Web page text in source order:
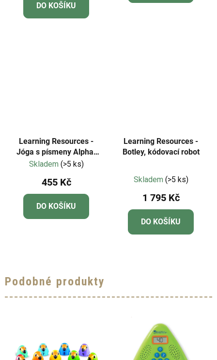
5,0
z
DO KOŠÍKU
Learning Resources -
Jóga s písmeny Alpha-
Pose™
Skladem (>5 ks)
455 Kč
DO KOŠÍKU
Learning Resources -
Botley, kódovací robot
hodnocení
produktu
je
4,7
z
Skladem (>5 ks)
1 795 Kč
DO KOŠÍKU
Podobné produkty